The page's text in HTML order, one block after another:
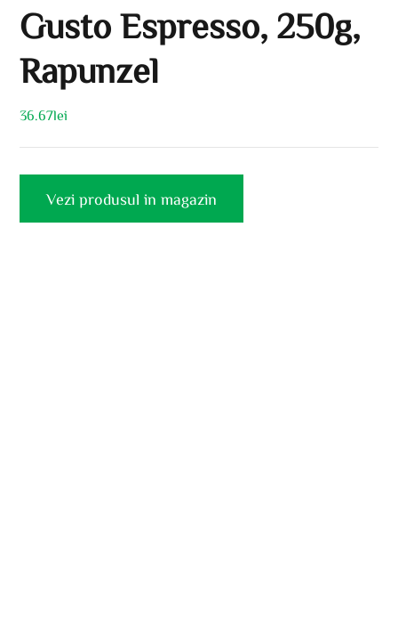
Gusto Espresso, 250g,
Rapunzel
36.67lei
Vezi produsul in magazin